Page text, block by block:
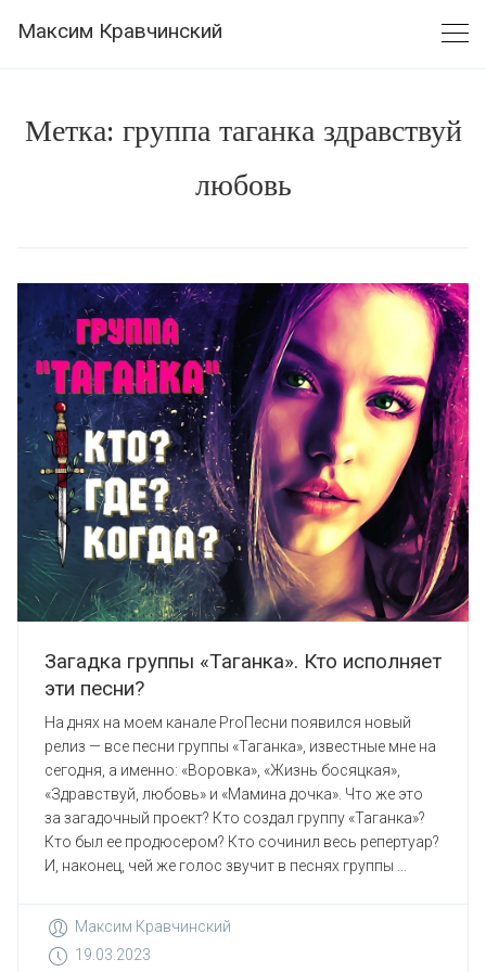
Максим Кравчинский
Метка: группа таганка здравствуй
любовь
Загадка группы «Таганка». Кто исполняет
эти песни?
На днях на моем канале ProПесни появился новый
релиз — все песни группы «Таганка», известные мне на
сегодня, а именно: «Воровка», «Жизнь босяцкая»,
«Здравствуй, любовь» и «Мамина дочка». Что же это
за загадочный проект? Кто создал группу «Таганка»?
Кто был ее продюсером? Кто сочинил весь репертуар?
И, наконец, чей же голос звучит в песнях группы ...
Максим Кравчинский
19.03.2023